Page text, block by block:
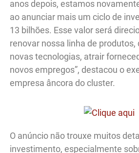
anos depois, estamos
ao anunciar mais um ciclo de
13 bilhões. Esse valor será
renovar nossa linha de produtos,
novas tecnologias, atrair
novos empregos”, destacou o
empresa âncora do cluster.
O anúncio não trouxe muitos
investimento, especialmente